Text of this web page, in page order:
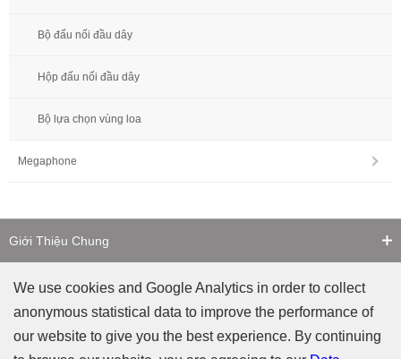
Bộ đấu nối đầu dây
Hộp đấu nối đầu dây
Bộ lựa chọn vùng loa
Megaphone
Giới Thiệu Chung
Liên Hệ
Cảnh Báo Giả Mạo
We use cookies and Google Analytics in order to collect
anonymous statistical data to improve the performance of
our website to give you the best experience. By continuing